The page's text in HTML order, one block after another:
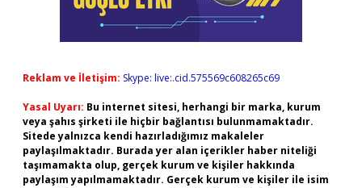
Reklam ve İletişim: Skype: live:.cid.575569c608265c69
Yasal Uyarı: Bu internet sitesi, herhangi bir marka, kurum
veya şahıs şirketi ile hiçbir bağlantısı bulunmamaktadır.
Sitede yalnızca kendi hazırladığımız makaleler
paylaşılmaktadır. Burada yer alan içerikler haber niteliği
taşımamakta olup, gerçek kurum ve kişiler hakkında
paylaşım yapılmamaktadır. Gerçek kurum ve kişiler ile isim